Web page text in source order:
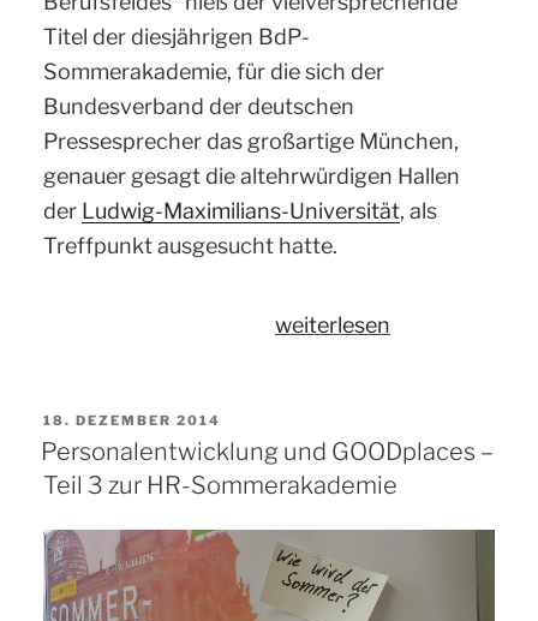
Titel der diesjährigen BdP-
Sommerakademie, für die sich der
Bundesverband der deutschen
Pressesprecher das großartige München,
genauer gesagt die altehrwürdigen Hallen
der Ludwig-Maximilians-Universität, als
Treffpunkt ausgesucht hatte.
„Rückblick
Sommerakademie
2017“
weiterlesen
VERÖFFENTLICHT
AM
18. DEZEMBER 2014
Personalentwicklung und GOODplaces –
Teil 3 zur HR-Sommerakademie